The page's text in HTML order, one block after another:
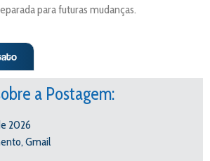
para futuras mudanças.
a Postagem:
2026
,Gmail